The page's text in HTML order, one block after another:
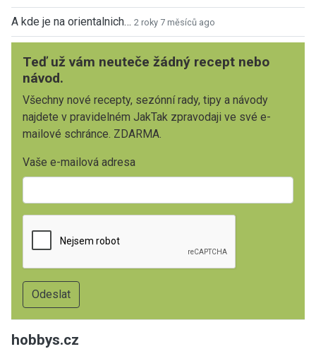
A kde je na orientalnich… 2 roky 7 měsíců ago
Teď už vám neuteče žádný recept nebo
návod.
Všechny nové recepty, sezónní rady, tipy a návody
najdete v pravidelném JakTak zpravodaji ve své e-
mailové schránce. ZDARMA.
Vaše e-mailová adresa
hobbys.cz